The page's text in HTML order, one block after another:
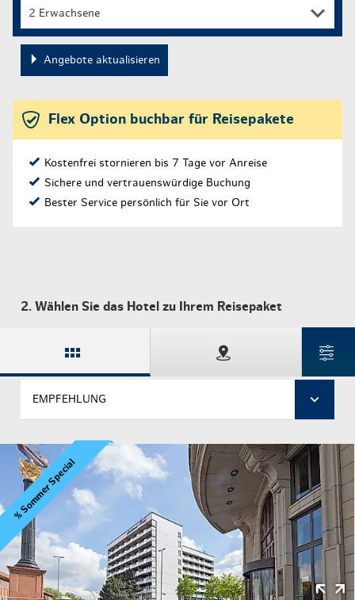
2 Erwachsene
Angebote aktualisieren
Flex Option buchbar für Reisepakete
Kostenfrei stornieren bis 7 Tage vor Anreise
Sichere und vertrauenswürdige Buchung
Bester Service persönlich für Sie vor Ort
2. Wählen Sie das Hotel zu Ihrem Reisepaket
EMPFEHLUNG
% Sommer Special